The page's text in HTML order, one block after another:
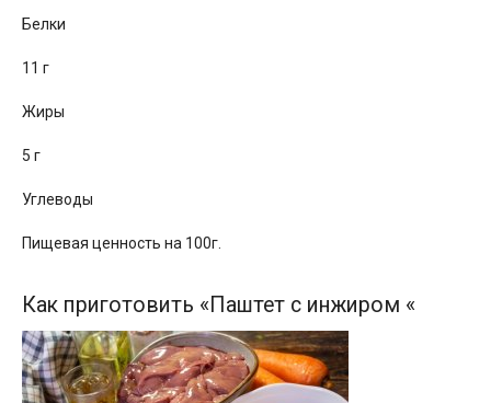
Белки
11 г
Жиры
5 г
Углеводы
Пищевая ценность на 100г.
Как приготовить «Паштет с инжиром «